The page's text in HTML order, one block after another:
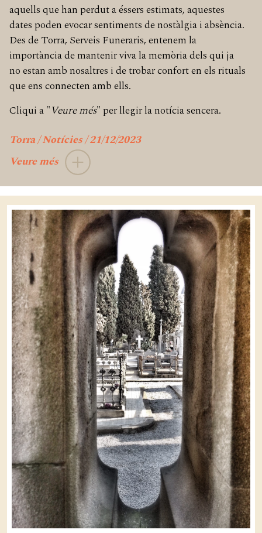
aquells que han perdut a éssers estimats, aquestes
dates poden evocar sentiments de nostàlgia i absència.
Des de Torra, Serveis Funeraris, entenem la
importància de mantenir viva la memòria dels qui ja
no estan amb nosaltres i de trobar confort en els rituals
que ens connecten amb ells.
Cliqui a "Veure més" per llegir la notícia sencera.
Torra / Notícies / 21/12/2023
Veure més